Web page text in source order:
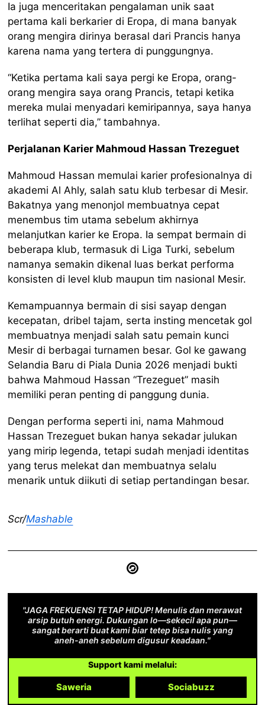
Ia juga menceritakan pengalaman unik saat
pertama kali berkarier di Eropa, di mana banyak
orang mengira dirinya berasal dari Prancis hanya
karena nama yang tertera di punggungnya.
“Ketika pertama kali saya pergi ke Eropa, orang-
orang mengira saya orang Prancis, tetapi ketika
mereka mulai menyadari kemiripannya, saya hanya
terlihat seperti dia,” tambahnya.
Perjalanan Karier Mahmoud Hassan Trezeguet
Mahmoud Hassan memulai karier profesionalnya di
akademi Al Ahly, salah satu klub terbesar di Mesir.
Bakatnya yang menonjol membuatnya cepat
menembus tim utama sebelum akhirnya
melanjutkan karier ke Eropa. Ia sempat bermain di
beberapa klub, termasuk di Liga Turki, sebelum
namanya semakin dikenal luas berkat performa
konsisten di level klub maupun tim nasional Mesir.
Kemampuannya bermain di sisi sayap dengan
kecepatan, dribel tajam, serta insting mencetak gol
membuatnya menjadi salah satu pemain kunci
Mesir di berbagai turnamen besar. Gol ke gawang
Selandia Baru di Piala Dunia 2026 menjadi bukti
bahwa Mahmoud Hassan “Trezeguet” masih
memiliki peran penting di panggung dunia.
Dengan performa seperti ini, nama Mahmoud
Hassan Trezeguet bukan hanya sekadar julukan
yang mirip legenda, tetapi sudah menjadi identitas
yang terus melekat dan membuatnya selalu
menarik untuk diikuti di setiap pertandingan besar.
Scr/Mashable
"JAGA FREKUENSI TETAP HIDUP! Menulis dan merawat
arsip butuh energi. Dukungan lo—sekecil apa pun—
sangat berarti buat kami biar tetep bisa nulis yang
aneh-aneh sebelum digusur keadaan."
Support kami melalui:
Saweria Sociabuzz